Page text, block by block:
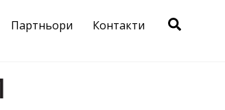
Партньори Контакти